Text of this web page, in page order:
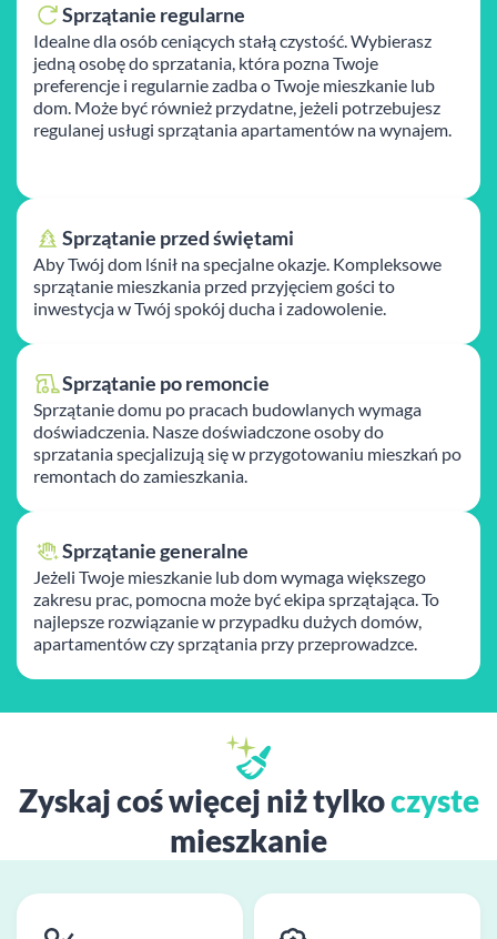
Sprzątanie regularne
Idealne dla osób ceniących stałą czystość. Wybierasz
jedną osobę do sprzatania, która pozna Twoje
preferencje i regularnie zadba o Twoje mieszkanie lub
dom. Może być również przydatne, jeżeli potrzebujesz
regulanej usługi sprzątania apartamentów na wynajem.
Sprzątanie przed świętami
Aby Twój dom lśnił na specjalne okazje. Kompleksowe
sprzątanie mieszkania przed przyjęciem gości to
inwestycja w Twój spokój ducha i zadowolenie.
Sprzątanie po remoncie
Sprzątanie domu po pracach budowlanych wymaga
doświadczenia. Nasze doświadczone osoby do
sprzatania specjalizują się w przygotowaniu mieszkań po
remontach do zamieszkania.
Sprzątanie generalne
Jeżeli Twoje mieszkanie lub dom wymaga większego
zakresu prac, pomocna może być ekipa sprzątająca. To
najlepsze rozwiązanie w przypadku dużych domów,
apartamentów czy sprzątania przy przeprowadzce.
Zyskaj coś więcej niż tylkoczyste
mieszkanie